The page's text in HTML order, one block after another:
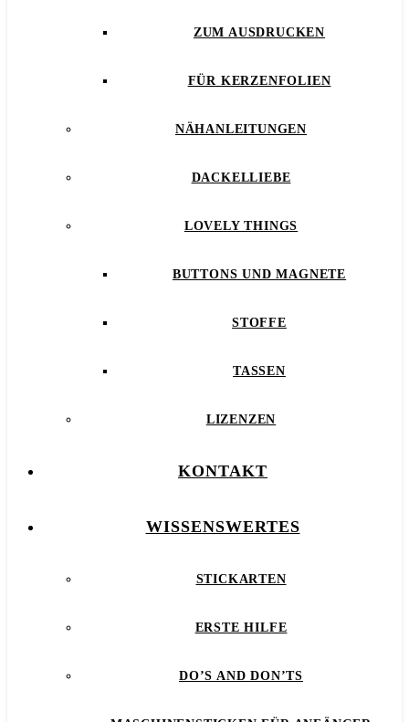
ZUM AUSDRUCKEN
FÜR KERZENFOLIEN
NÄHANLEITUNGEN
DACKELLIEBE
LOVELY THINGS
BUTTONS UND MAGNETE
STOFFE
TASSEN
LIZENZEN
KONTAKT
WISSENSWERTES
STICKARTEN
ERSTE HILFE
DO’S AND DON’TS